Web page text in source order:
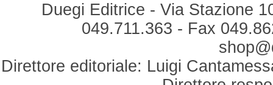
Duegi Editrice - Via Stazione
049.711.363 - Fax
Direttore editoriale: Luigi